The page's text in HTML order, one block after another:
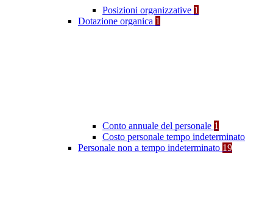
Posizioni organizzative 1
Dotazione organica 1
Conto annuale del personale 1
Costo personale tempo indeterminato
Personale non a tempo indeterminato 19